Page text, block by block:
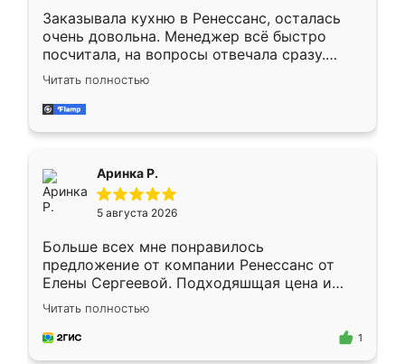
Заказывала кухню в Ренессанс, осталась
очень довольна. Менеджер всё быстро
посчитала, на вопросы отвечала сразу.
Замерщик приехал в субботу, подошёл к
делу со всей ответственностью. Собрали
за день, ребята работали аккуратно, даже
Читать полностью
Аринка Р.
5 августа 2026
Больше всех мне понравилось
предложение от компании Ренессанс от
Елены Сергеевой. Подходяшщая цена и
короткие сроки изготовления. Приехавший
для замера сотрудник Владислав
предложил по моему эскизу самый
Читать полностью
1